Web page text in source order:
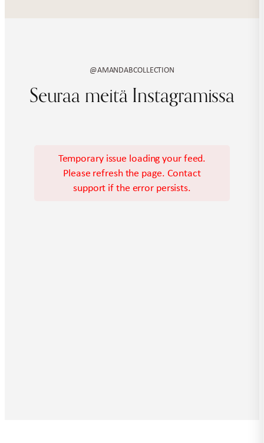
@AMANDABCOLLECTION
Seuraa meitä Instagramissa
Temporary issue loading your feed.
Please refresh the page. Contact
support if the error persists.